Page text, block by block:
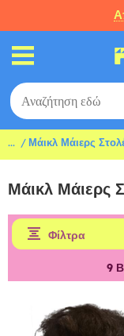
... Μάικλ Μάιερς
Μάικλ Μάιερς
Φίλτρα
9